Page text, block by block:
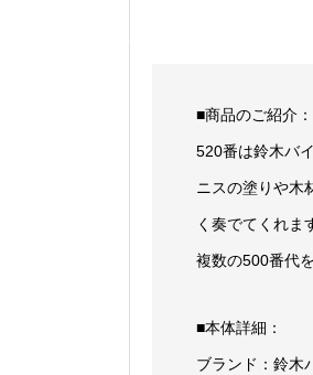
■商品のご紹介：
520番は鈴木バ
ニスの塗りや木
く奏でてくれま
複数の500番代
■本体詳細：
ブランド：鈴木